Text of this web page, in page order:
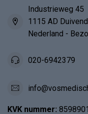
Industrieweg 45
1115 AD
Nederland -
020-6942379
KVK nummer: